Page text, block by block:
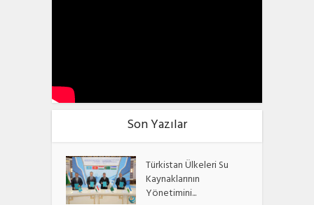
Son Yazılar
Türkistan Ülkeleri Su
Kaynaklarının
Yönetimini...